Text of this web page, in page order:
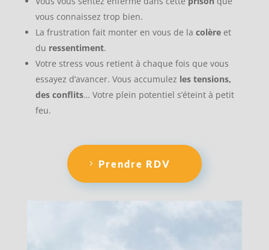
vous connaissez trop bien.
La frustration fait monter en vous de la colèreet
du ressentiment.
Votre stress vous retient à chaque fois que vous
essayez d’avancer. Vous accumulez les tensions,
des conflits… Votre plein potentiel s’éteint à petit
feu.
Prendre RDV